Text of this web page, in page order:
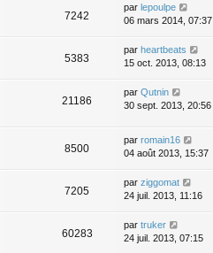
7242
par lepoulpe
06 mars 2014, 07:37
5383
par heartbeats
15 oct. 2013, 08:13
21186
par Qutnin
30 sept. 2013, 20:56
8500
par romain16
04 août 2013, 15:37
7205
par ziggomat
24 juil. 2013, 11:16
60283
par truker
24 juil. 2013, 07:15